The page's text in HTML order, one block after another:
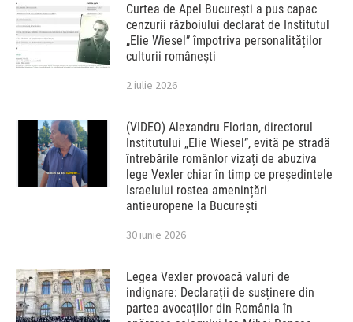
Curtea de Apel București a pus capac
cenzurii războiului declarat de Institutul
„Elie Wiesel” împotriva personalităților
culturii românești
2 iulie 2026
(VIDEO) Alexandru Florian, directorul
Institutului „Elie Wiesel”, evită pe stradă
întrebările românlor vizați de abuziva
lege Vexler chiar în timp ce președintele
Israelului rostea amenințări
antieuropene la București
30 iunie 2026
Legea Vexler provoacă valuri de
indignare: Declarații de susținere din
partea avocaților din România în